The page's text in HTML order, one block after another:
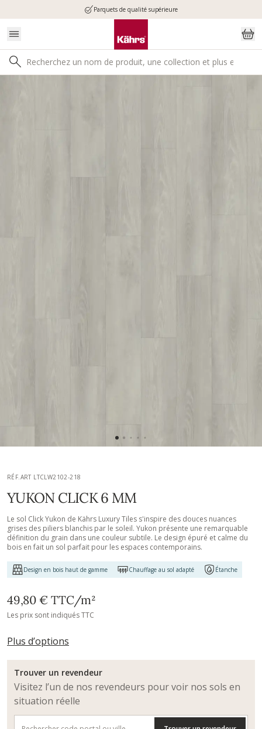
Parquets de qualité supérieure
RÉF.ART LTCLW2102-218
YUKON CLICK 6 MM
Le sol Click Yukon de Kährs Luxury Tiles s'inspire des douces nuances
grises des piliers blanchis par le soleil. Yukon présente une remarquable
définition du grain dans une couleur subtile. Le design épuré et calme du
bois en fait un sol parfait pour les espaces contemporains.
Design en bois haut de gamme Chauffage au sol adapté Étanche
49,80 € TTC/m²
Les prix sont indiqués TTC
Plus d’options
Trouver un revendeur
Visitez l’un de nos revendeurs pour voir nos sols en
situation réelle